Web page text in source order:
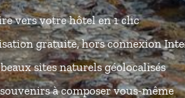
vers votre hôtel en 1 clic
gratuite, hors connexion
sites naturels géolocalisés
à composer vous-même